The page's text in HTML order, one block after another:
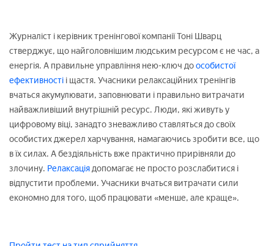
Журналіст і керівник тренінгової компанії Тоні Шварц
стверджує, що найголовнішим людським ресурсом є не час, а
енергія. А правильне управління нею-ключ доособистої
ефективності і щастя. Учасники релаксаційних тренінгів
вчаться акумулювати, заповнювати і правильно витрачати
найважливіший внутрішній ресурс. Люди, які живуть у
цифровому віці, занадто зневажливо ставляться до своїх
особистих джерел харчування, намагаючись зробити все, що
в їх силах. А бездіяльність вже практично прирівняли до
злочину. Релаксаціядопомагає не просто розслабитися і
відпустити проблеми. Учасники вчаться витрачати сили
економно для того, щоб працювати «менше, але краще».